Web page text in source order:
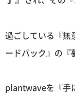
過ごしている『無
ードバック』の『
plantwaveを『手